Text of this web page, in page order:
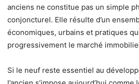
anciens ne constitue pas un simple
conjoncturel. Elle résulte d’un
économiques, urbains et pratiques
progressivement le marché
Si le neuf reste essentiel au